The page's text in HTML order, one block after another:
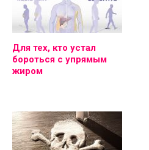
Для тех, кто устал
бороться с упрямым
жиром